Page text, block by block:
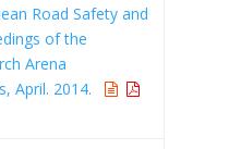
Road Safety and
of the
Arena
April. 2014.